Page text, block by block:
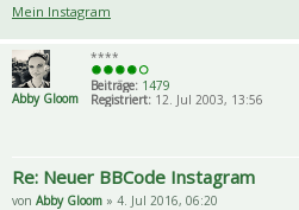
Mein Instagram
Abby Gloom
****
Beiträge: 1479
Registriert: 12. Jul 2003, 13:56
Re: Neuer BBCode Instagram
von Abby Gloom » 4. Jul 2016, 06:20